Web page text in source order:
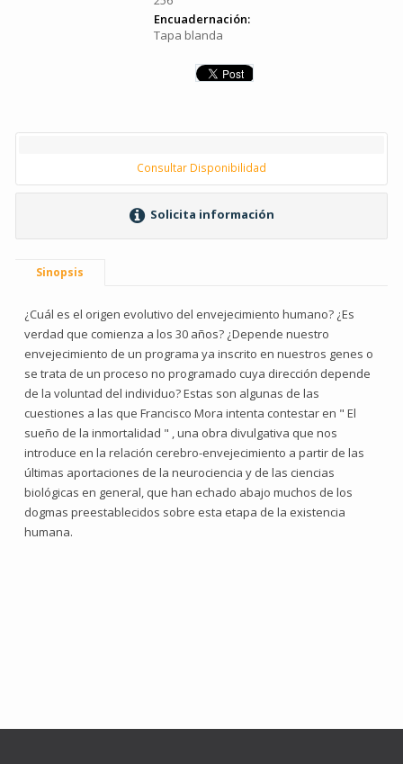
Encuadernación:
Tapa blanda
Consultar Disponibilidad
Solicita información
Sinopsis
¿Cuál es el origen evolutivo del envejecimiento humano? ¿Es
verdad que comienza a los 30 años? ¿Depende nuestro
envejecimiento de un programa ya inscrito en nuestros genes o
se trata de un proceso no programado cuya dirección depende
de la voluntad del individuo? Estas son algunas de las
cuestiones a las que Francisco Mora intenta contestar en " El
sueño de la inmortalidad " , una obra divulgativa que nos
introduce en la relación cerebro-envejecimiento a partir de las
últimas aportaciones de la neurociencia y de las ciencias
biológicas en general, que han echado abajo muchos de los
dogmas preestablecidos sobre esta etapa de la existencia
humana.